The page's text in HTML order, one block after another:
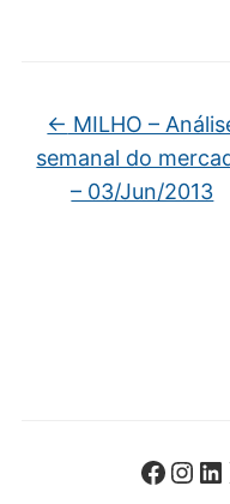
← MILHO –
semanal do
– 03/Jun/2013
Facebook Instagram